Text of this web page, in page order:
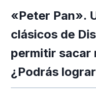
«Peter Pan».
clásicos de
permitir sacar
¿Podrás